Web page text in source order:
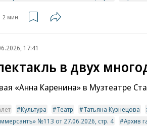
2 мин.
17:41
в двух
«Анна Каренина» в Музтеатре
Культура Театр Татьяна Кузнецова
№113 от 27.06.2026, стр. 4
Архив